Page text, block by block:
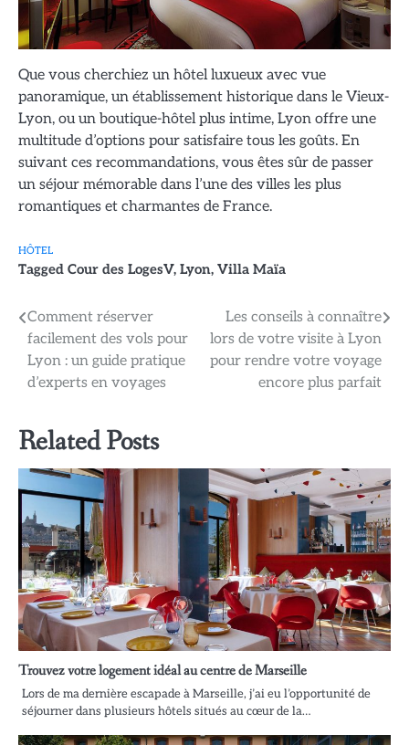
Que vous cherchiez un hôtel luxueux avec vue
panoramique, un établissement historique dans le Vieux-
Lyon, ou un boutique-hôtel plus intime, Lyon offre une
multitude d’options pour satisfaire tous les goûts. En
suivant ces recommandations, vous êtes sûr de passer
un séjour mémorable dans l’une des villes les plus
romantiques et charmantes de France.
HÔTEL
Tagged Cour des LogesV, Lyon, Villa Maïa
Navigation
de
l’article
Comment réserver
facilement des vols pour
Lyon : un guide pratique
d’experts en voyages
Les conseils à connaître
lors de votre visite à Lyon
pour rendre votre voyage
encore plus parfait
Related Posts
Trouvez votre logement idéal au centre de Marseille
Lors de ma dernière escapade à Marseille, j’ai eu l’opportunité de
séjourner dans plusieurs hôtels situés au cœur de la…